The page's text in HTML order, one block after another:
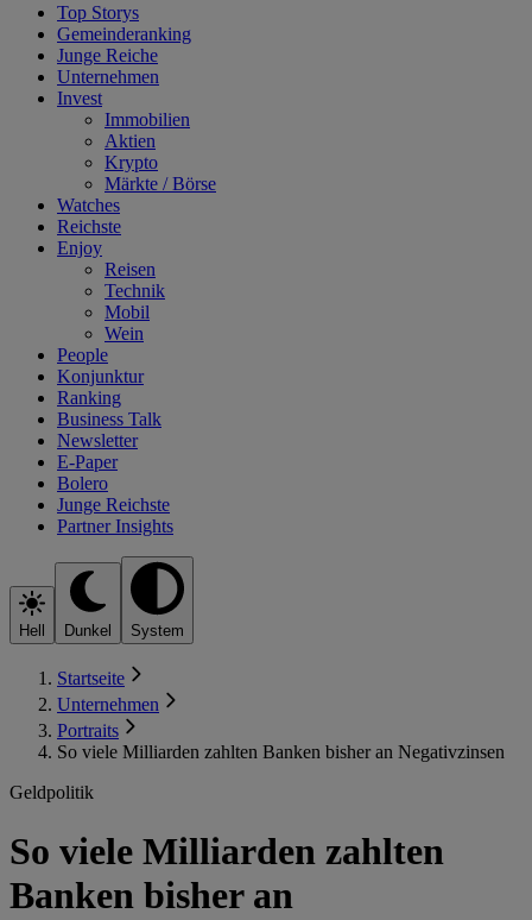
Top Storys
Gemeinderanking
Junge Reiche
Unternehmen
Invest
Immobilien
Aktien
Krypto
Märkte / Börse
Watches
Reichste
Enjoy
Reisen
Technik
Mobil
Wein
People
Konjunktur
Ranking
Business Talk
Newsletter
E-Paper
Bolero
Junge Reichste
Partner Insights
Hell Dunkel System
Startseite
Unternehmen
Portraits
So viele Milliarden zahlten Banken bisher an Negativzinsen
Geldpolitik
So viele Milliarden zahlten
Banken bisher an